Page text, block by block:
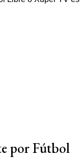
por Fútbol